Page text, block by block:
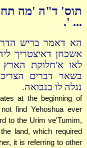
תוס' ד"ה 'מה
... '.
הא דאמר בריש הדר
אשכחן דאיצטריך
לאו א'חלוקת
בשאר דברים
נגלה לו בנבואה.
at the beginning of
find Yehoshua ever
to the Urim ve'Tumim,
land, which required
it is referring to other